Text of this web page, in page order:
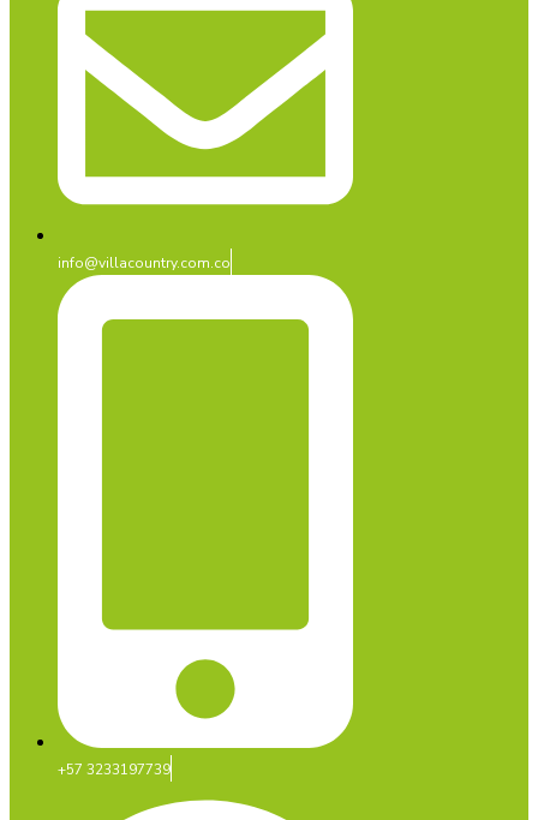
info@villacountry.com.co
+57 3233197739